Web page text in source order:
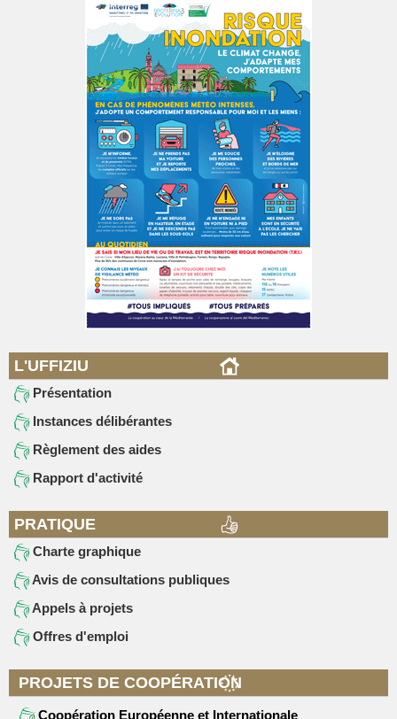
L'UFFIZIU
Présentation
Instances délibérantes
Règlement des aides
Rapport d'activité
PRATIQUE
Charte graphique
Avis de consultations publiques
Appels à projets
Offres d'emploi
PROJETS DE COOPÉRATION
Coopération Européenne et Internationale